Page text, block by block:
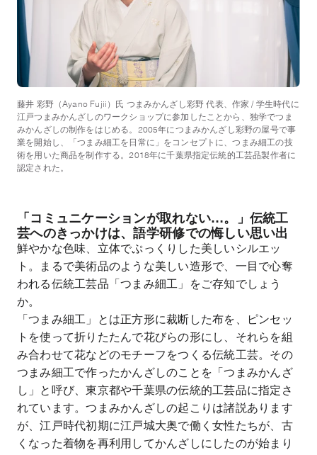
藤井 彩野（Ayano Fujii）氏 つまみかんざし彩野 代表、作家 / 学生時代に
江戸つまみかんざしのワークショップに参加したことから、独学でつま
みかんざしの制作をはじめる。2005年につまみかんざし彩野の屋号で事
業を開始し、「つまみ細工を日常に」をコンセプトに、つまみ細工の技
術を用いた商品を制作する。2018年に千葉県指定伝統的工芸品製作者に
認定された。
「コミュニケーションが取れない…。」伝統工
芸へのきっかけは、語学研修での悔しい思い出
鮮やかな色味、立体でぷっくりした美しいシルエッ
ト。まるで美術品のような美しい造形で、一目で心奪
われる伝統工芸品「つまみ細工」をご存知でしょう
か。
「つまみ細工」とは正方形に裁断した布を、ピンセッ
トを使って折りたたんで花びらの形にし、それらを組
み合わせて花などのモチーフをつくる伝統工芸。その
つまみ細工で作ったかんざしのことを「つまみかんざ
し」と呼び、東京都や千葉県の伝統的工芸品に指定さ
れています。つまみかんざしの起こりは諸説あります
が、江戸時代初期に江戸城大奥で働く女性たちが、古
くなった着物を再利用してかんざしにしたのが始まり